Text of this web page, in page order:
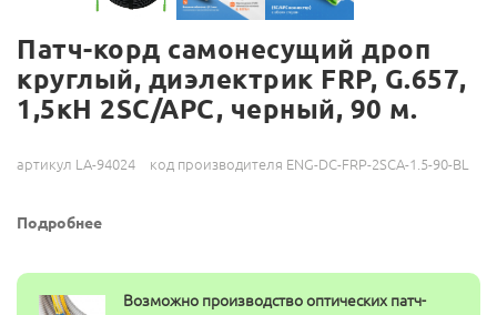
Патч-корд самонесущий дроп
круглый, диэлектрик FRP, G.657,
1,5кН 2SC/APC, черный, 90 м.
артикул LA-94024 код производителя ENG-DC-FRP-2SCA-1.5-90-BL
Подробнее
Возможно производство оптических патч-